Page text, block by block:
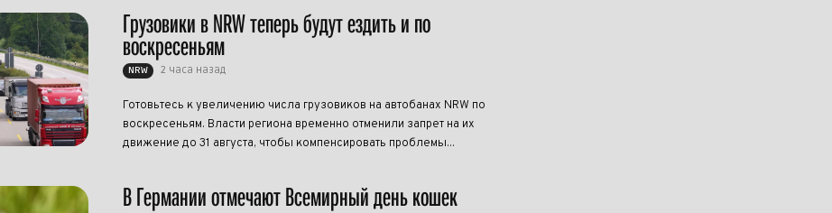
Грузовики в NRW теперь будут ездить и по
воскресеньям
NRW 2 часа назад
Готовьтесь к увеличению числа грузовиков на автобанах NRW по
воскресеньям. Власти региона временно отменили запрет на их
движение до 31 августа, чтобы компенсировать проблемы...
В Германии отмечают Всемирный день кошек